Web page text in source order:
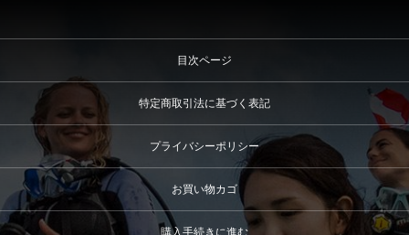
目次ページ
特定商取引法に基づく表記
プライバシーポリシー
お買い物カゴ